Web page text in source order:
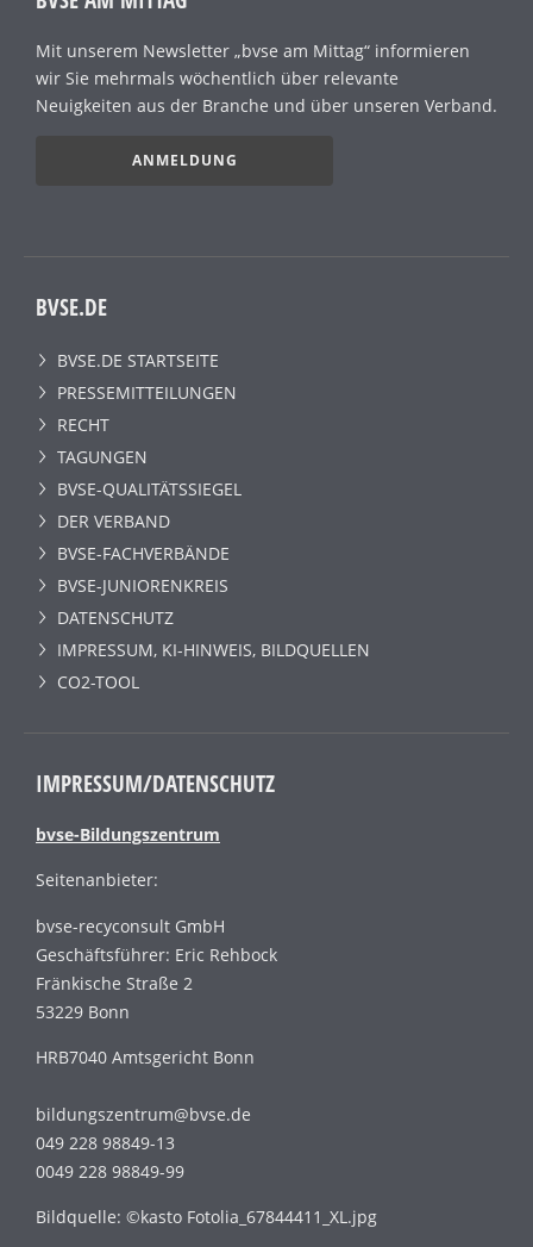
Mit unserem Newsletter „bvse am Mittag“ informieren
wir Sie mehrmals wöchentlich über relevante
Neuigkeiten aus der Branche und über unseren Verband.
ANMELDUNG
BVSE.DE
BVSE.DE STARTSEITE
PRESSEMITTEILUNGEN
RECHT
TAGUNGEN
BVSE-QUALITÄTSSIEGEL
DER VERBAND
BVSE-FACHVERBÄNDE
BVSE-JUNIORENKREIS
DATENSCHUTZ
IMPRESSUM, KI-HINWEIS, BILDQUELLEN
CO2-TOOL
IMPRESSUM/DATENSCHUTZ
bvse-Bildungszentrum
Seitenanbieter:
bvse-recyconsult GmbH
Geschäftsführer: Eric Rehbock
Fränkische Straße 2
53229 Bonn
HRB7040 Amtsgericht Bonn
bildungszentrum@bvse.de
049 228 98849-13
0049 228 98849-99
Bildquelle: ©kasto Fotolia_67844411_XL.jpg